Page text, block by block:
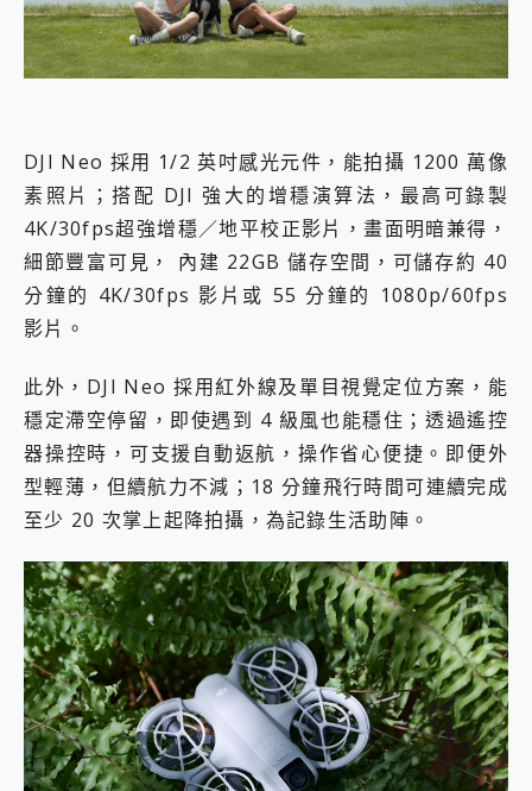
DJI Neo 採用 1/2 英吋感光元件，能拍攝 1200 萬像
素照片；搭配 DJI 強大的增穩演算法，最高可錄製
4K/30fps超強增穩／地平校正影片，畫面明暗兼得，
細節豐富可見， 內建 22GB 儲存空間，可儲存約 40
分鐘的 4K/30fps 影片或 55 分鐘的 1080p/60fps
影片。
此外，DJI Neo 採用紅外線及單目視覺定位方案，能
穩定滯空停留，即使遇到 4 級風也能穩住；透過遙控
器操控時，可支援自動返航，操作省心便捷。即便外
型輕薄，但續航力不減；18 分鐘飛行時間可連續完成
至少 20 次掌上起降拍攝，為記錄生活助陣。